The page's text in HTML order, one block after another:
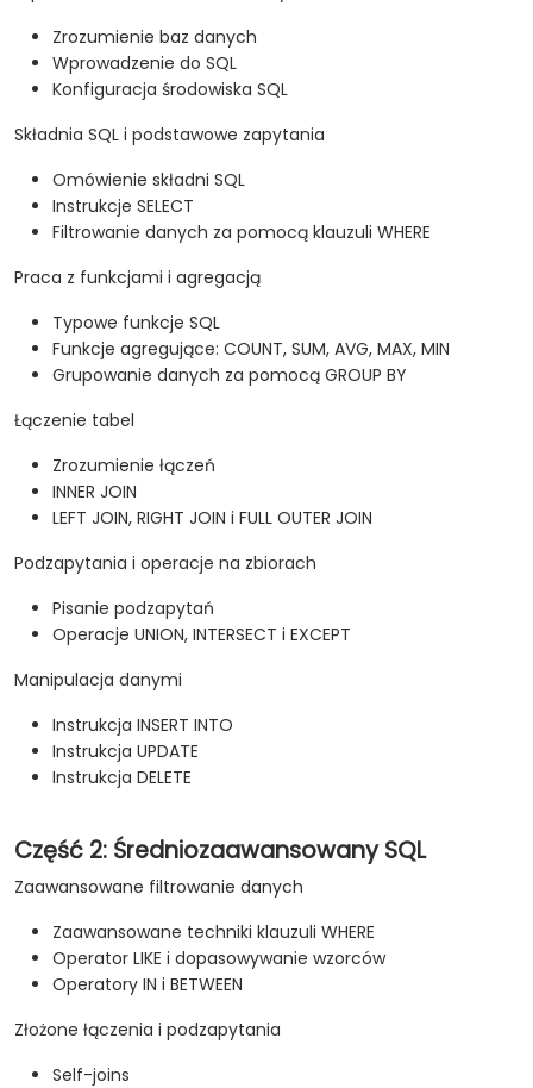
Zrozumienie baz danych
Wprowadzenie do SQL
Konfiguracja środowiska SQL
Składnia SQL i podstawowe zapytania
Omówienie składni SQL
Instrukcje SELECT
Filtrowanie danych za pomocą klauzuli WHERE
Praca z funkcjami i agregacją
Typowe funkcje SQL
Funkcje agregujące: COUNT, SUM, AVG, MAX, MIN
Grupowanie danych za pomocą GROUP BY
Łączenie tabel
Zrozumienie łączeń
INNER JOIN
LEFT JOIN, RIGHT JOIN i FULL OUTER JOIN
Podzapytania i operacje na zbiorach
Pisanie podzapytań
Operacje UNION, INTERSECT i EXCEPT
Manipulacja danymi
Instrukcja INSERT INTO
Instrukcja UPDATE
Instrukcja DELETE
Część 2: Średniozaawansowany SQL
Zaawansowane filtrowanie danych
Zaawansowane techniki klauzuli WHERE
Operator LIKE i dopasowywanie wzorców
Operatory IN i BETWEEN
Złożone łączenia i podzapytania
Self-joins